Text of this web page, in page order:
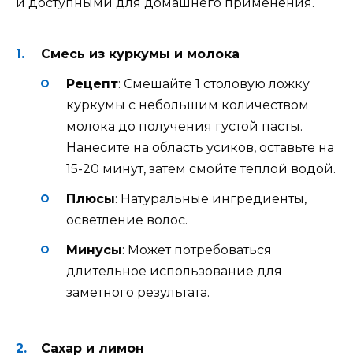
Смесь из куркумы и молока
Рецепт: Смешайте 1 столовую ложку
куркумы с небольшим количеством
молока до получения густой пасты.
Нанесите на область усиков, оставьте на
15-20 минут, затем смойте теплой водой.
Плюсы: Натуральные ингредиенты,
осветление волос.
Минусы: Может потребоваться
длительное использование для
заметного результата.
Сахар и лимон